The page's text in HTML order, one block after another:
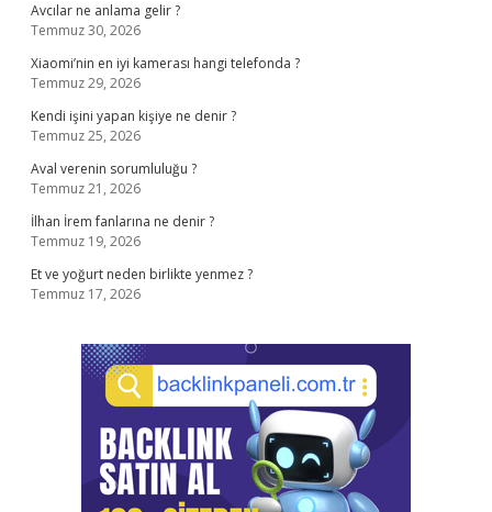
Avcılar ne anlama gelir ?
Temmuz 30, 2026
Xiaomi’nin en iyi kamerası hangi telefonda ?
Temmuz 29, 2026
Kendi işini yapan kişiye ne denir ?
Temmuz 25, 2026
Aval verenin sorumluluğu ?
Temmuz 21, 2026
İlhan İrem fanlarına ne denir ?
Temmuz 19, 2026
Et ve yoğurt neden birlikte yenmez ?
Temmuz 17, 2026